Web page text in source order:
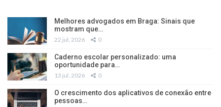
Melhores advogados em Braga: Sinais que
mostram que…
22 jul, 2026 0
Caderno escolar personalizado: uma
oportunidade para…
13 jul, 2026 0
O crescimento dos aplicativos de conexão entre
pessoas…